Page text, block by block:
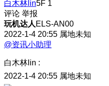
白木林lin5F 1
评论 举报
玩机达人 ELS-AN00
2022-1-4 20:55 属地未知
@资讯小助理
白木林lin :
2022-1-4 20:55 属地未知